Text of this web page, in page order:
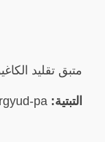
متبق تقليد
التبتية: